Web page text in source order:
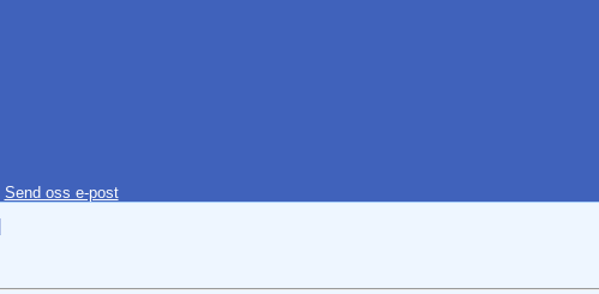
Send oss e-post